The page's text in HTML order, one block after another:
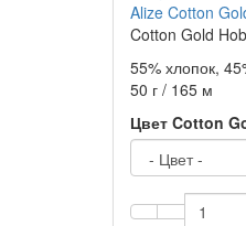
Alize Cotton
Cotton Gold
55% хлопок,
50 г / 165 м
Цвет Cotton